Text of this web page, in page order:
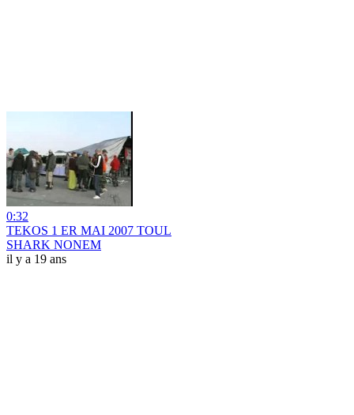
0:32
TEKOS 1 ER MAI 2007 TOUL
SHARK NONEM
il y a 19 ans